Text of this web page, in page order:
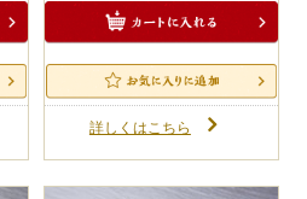
詳しくはこちら